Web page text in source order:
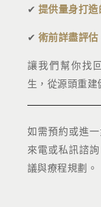
✔ 提供量身打
✔ 術前詳盡評
讓我們幫你找
生，從源頭重建
如需預約或進
來電或私訊諮
議與療程規劃。